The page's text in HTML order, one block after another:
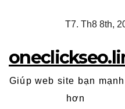
T7. Th8 8th,
Giúp web site bạn
hơn